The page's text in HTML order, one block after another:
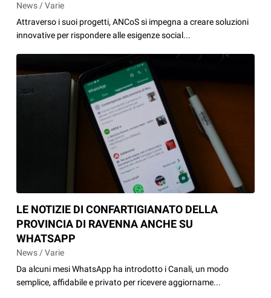
News / Varie
Attraverso i suoi progetti, ANCoS si impegna a creare soluzioni
innovative per rispondere alle esigenze social...
LE NOTIZIE DI CONFARTIGIANATO DELLA
PROVINCIA DI RAVENNA ANCHE SU
WHATSAPP
News / Varie
Da alcuni mesi WhatsApp ha introdotto i Canali, un modo
semplice, affidabile e privato per ricevere aggiorname...